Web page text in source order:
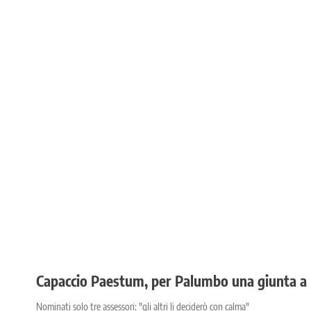
Capaccio Paestum, per Palumbo una giunta
Nominati solo tre assessori: "gli altri li deciderò con calma"